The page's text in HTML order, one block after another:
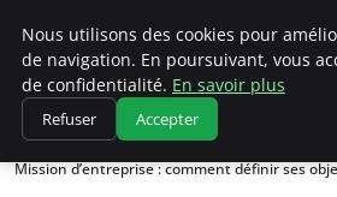
Chasseur De Tête
Accueil
Guides et Conseils
Mission d’entreprise : comment définir ses
Nous utilisons des cookies pour
de navigation. En poursuivant, vous
de confidentialité. En savoir plus
Refuser Accepter